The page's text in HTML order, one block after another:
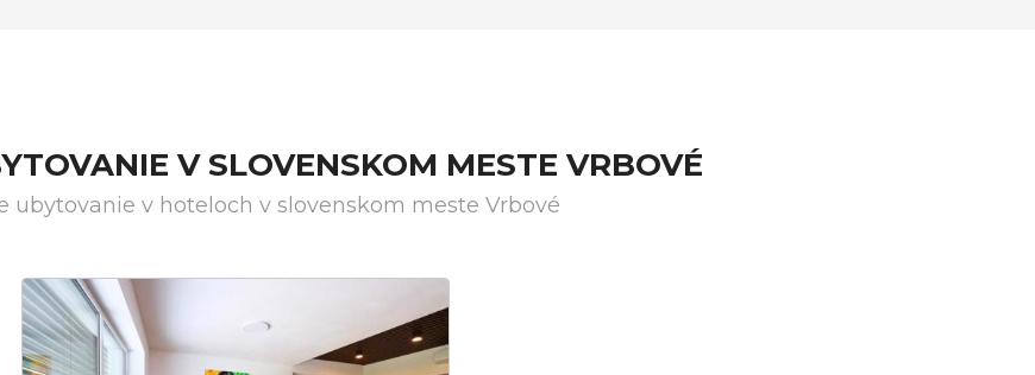
V SLOVENSKOM MESTE VRBOVÉ
ubytovanie v hoteloch v slovenskom meste Vrbové